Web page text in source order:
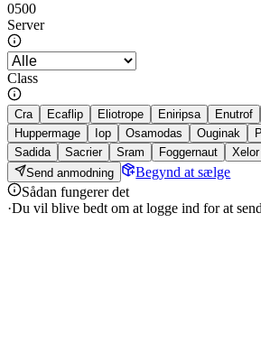
0500
Server
Class
Cra Ecaflip Eliotrope Eniripsa Enutrof
Huppermage
Iop Osamodas Ouginak
Sadida
Sacrier Sram Foggernaut Xelor
Send anmodning
Begynd at sælge
Sådan fungerer det
·Du vil blive bedt om at logge ind for at